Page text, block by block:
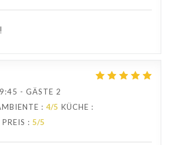
- GÄSTE 2
: 4/5 KÜCHE :
: 5/5